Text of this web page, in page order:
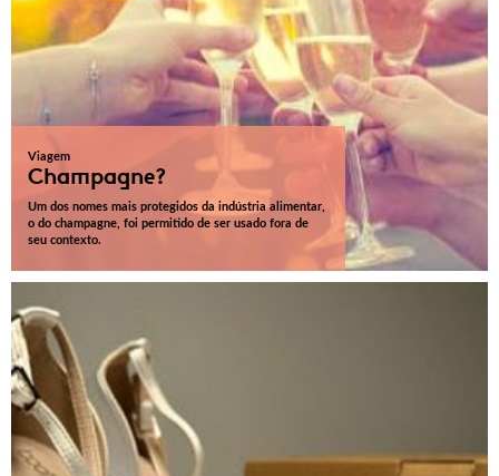
Viagem
Champagne?
Um dos nomes mais protegidos da indústria alimentar,
o do champagne, foi permitido de ser usado fora de
seu contexto.